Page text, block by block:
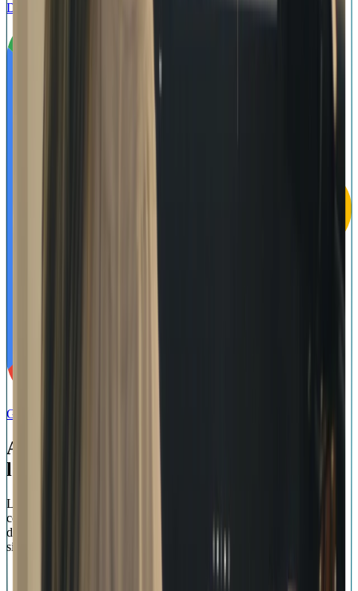
Download on the
Get it on
Accède à des fonctions exclusives sur
l’application de bureau de Moises
Lorsque tu as besoin de plus qu’un outil pour répéter, tu peux
compter sur Moises. Travaille sur des mixages complexes, accède à
des outils créatifs exclusifs et bascule de Mac à Windows en toute
simplicité.